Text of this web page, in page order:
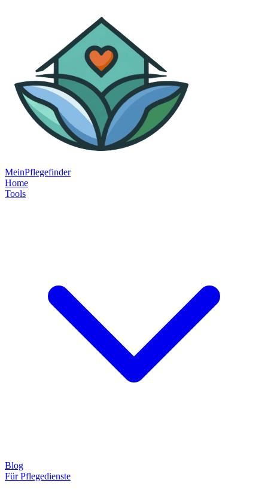
MeinPflegefinder
Home
Tools
Blog
Für Pflegedienste